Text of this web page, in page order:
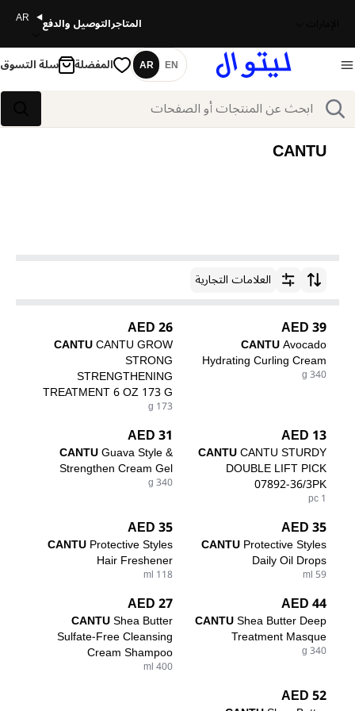
المتاجرالتوصيل والدفع AR
بحث
اللغة
EN
AR المفضلة سلة التسوق
CANTU
ترتيب حسبالعلامات التجارية
39 AED
CANTUAvocado
Hydrating Curling Cream
340 g
26 AED
CANTUCANTU GROW
STRONG
STRENGTHENING
TREATMENT 6 OZ 173 G
173 g
13 AED
CANTUCANTU STURDY
DOUBLE LIFT PICK
07892-36/3PK
1 pc
31 AED
CANTUGuava Style &
Strengthen Cream Gel
340 g
35 AED
CANTUProtective Styles
Daily Oil Drops
59 ml
35 AED
CANTUProtective Styles
Hair Freshener
118 ml
44 AED
CANTUShea Butter Deep
Treatment Masque
340 g
27 AED
CANTUShea Butter
Sulfate-Free Cleansing
Cream Shampoo
400 ml
52 AED